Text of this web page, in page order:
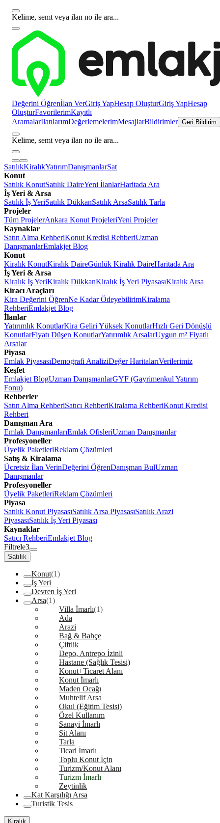
Kelime, semt veya ilan no ile ara...
Değerini Öğrenİlan VerGiriş YapHesap OluşturGiriş YapHesap
OluşturFavorilerimKayıtlı
AramalarİlanlarımDeğerlemelerimMesajlarBildirimler Geri Bildirim
Kelime, semt veya ilan no ile ara...
SatılıkKiralıkYatırımDanışmanlarSat
Konut
Satılık KonutSatılık DaireYeni İlanlarHaritada Ara
İş Yeri & Arsa
Satılık İş YeriSatılık DükkanSatılık ArsaSatılık Tarla
Projeler
Tüm ProjelerAnkara Konut ProjeleriYeni Projeler
Kaynaklar
Satın Alma RehberiKonut Kredisi RehberiUzman
DanışmanlarEmlakjet Blog
Konut
Kiralık KonutKiralık DaireGünlük Kiralık DaireHaritada Ara
İş Yeri & Arsa
Kiralık İş YeriKiralık DükkanKiralık İş Yeri PiyasasıKiralık Arsa
Kiracı Araçları
Kira Değerini ÖğrenNe Kadar ÖdeyebilirimKiralama
RehberiEmlakjet Blog
İlanlar
Yatırımlık KonutlarKira Geliri Yüksek KonutlarHızlı Geri Dönüşlü
KonutlarFiyatı Düşen KonutlarYatırımlık ArsalarUygun m² Fiyatlı
Arsalar
Piyasa
Emlak PiyasasıDemografi AnaliziDeğer HaritalarıVerilerimiz
Keşfet
Emlakjet BlogUzman DanışmanlarGYF (Gayrimenkul Yatırım
Fonu)
Rehberler
Satın Alma RehberiSatıcı RehberiKiralama RehberiKonut Kredisi
Rehberi
Danışman Ara
Emlak DanışmanlarıEmlak OfisleriUzman Danışmanlar
Profesyoneller
Üyelik PaketleriReklam Çözümleri
Satış & Kiralama
Ücretsiz İlan VerinDeğerini ÖğrenDanışman BulUzman
Danışmanlar
Profesyoneller
Üyelik PaketleriReklam Çözümleri
Piyasa
Satılık Konut PiyasasıSatılık Arsa PiyasasıSatılık Arazi
PiyasasıSatılık İş Yeri Piyasası
Kaynaklar
Satıcı RehberiEmlakjet Blog
Filtrele3
Satılık
Konut(1)
İş Yeri
Devren İş Yeri
Arsa(1)
Villa İmarlı(1)
Ada
Arazi
Bağ & Bahçe
Çiftlik
Depo, Antrepo İzinli
Hastane (Sağlık Tesisi)
Konut+Ticaret Alanı
Konut İmarlı
Maden Ocağı
Muhtelif Arsa
Okul (Eğitim Tesisi)
Özel Kullanım
Sanayi İmarlı
Sit Alanı
Tarla
Ticari İmarlı
Toplu Konut İçin
Turizm/Konut Alanı
Turizm İmarlı
Zeytinlik
Kat Karşılığı Arsa
Turistik Tesis
Kiralık